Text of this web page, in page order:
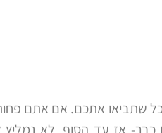
שתביאו אתכם. אם אתם